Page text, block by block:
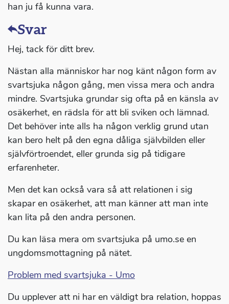
han ju få kunna vara.
Svar
Hej, tack för ditt brev.
Nästan alla människor har nog känt någon form av
svartsjuka någon gång, men vissa mera och andra
mindre. Svartsjuka grundar sig ofta på en känsla av
osäkerhet, en rädsla för att bli sviken och lämnad.
Det behöver inte alls ha någon verklig grund utan
kan bero helt på den egna dåliga självbilden eller
självförtroendet, eller grunda sig på tidigare
erfarenheter.
Men det kan också vara så att relationen i sig
skapar en osäkerhet, att man känner att man inte
kan lita på den andra personen.
Du kan läsa mera om svartsjuka på umo.se en
ungdomsmottagning på nätet.
Problem med svartsjuka - Umo
Du upplever att ni har en väldigt bra relation, hoppas